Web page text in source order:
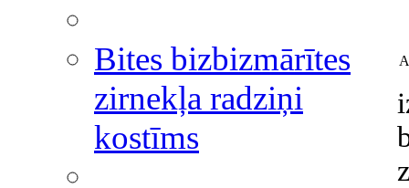
Bites bizbizmārītes
zirnekļa radziņi
kostīms